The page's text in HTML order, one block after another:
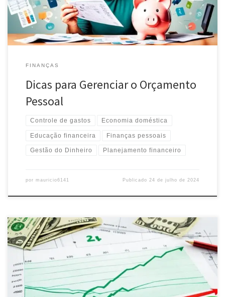
FINANÇAS
Dicas para Gerenciar o Orçamento
Pessoal
Controle de gastos Economia doméstica
Educação financeira Finanças pessoais
Gestão do Dinheiro Planejamento financeiro
por mauricio6141 Publicado24 de julho de 2024
Descubra como implementar um controle financeiro empresarial
eficaz para otimizar seus recursos e impulsionar o crescimento do
seu negócio. Saiba mais aqui!